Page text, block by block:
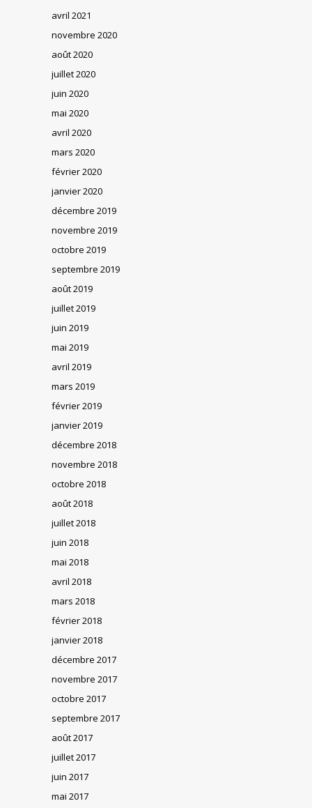
avril 2021
novembre 2020
août 2020
juillet 2020
juin 2020
mai 2020
avril 2020
mars 2020
février 2020
janvier 2020
décembre 2019
novembre 2019
octobre 2019
septembre 2019
août 2019
juillet 2019
juin 2019
mai 2019
avril 2019
mars 2019
février 2019
janvier 2019
décembre 2018
novembre 2018
octobre 2018
août 2018
juillet 2018
juin 2018
mai 2018
avril 2018
mars 2018
février 2018
janvier 2018
décembre 2017
novembre 2017
octobre 2017
septembre 2017
août 2017
juillet 2017
juin 2017
mai 2017